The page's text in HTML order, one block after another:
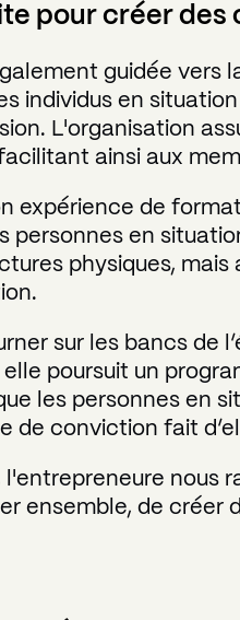
pour créer des
guidée vers
individus en
L'organisation
ainsi aux
expérience de
personnes en
physiques,
sur les bancs de
poursuit un
les personnes en
de conviction fait
l'entrepreneure nous
ensemble, de créer